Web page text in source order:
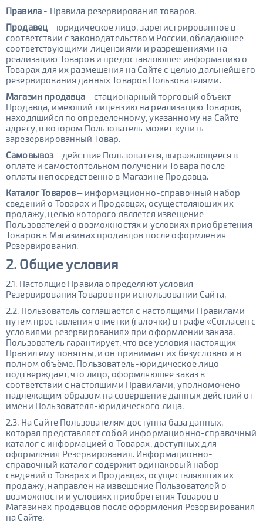
Правила - Правила резервирования товаров.
Продавец– юридическое лицо, зарегистрированное в
соответствии с законодательством России, обладающее
соответствующими лицензиями и разрешениями на
реализацию Товаров и предоставляющее информацию о
Товарах для их размещения на Сайте с целью дальнейшего
резервирования данных Товаров Пользователями.
Магазин продавца – стационарный торговый объект
Продавца, имеющий лицензию на реализацию Товаров,
находящийся по определенному, указанному на Сайте
адресу, в котором Пользователь может купить
зарезервированный Товар.
Самовывоз– действие Пользователя, выражающееся в
оплате и самостоятельном получении Товара после
оплаты непосредственно в Магазине Продавца.
Каталог Товаров– информационно-справочный набор
сведений о Товарах и Продавцах, осуществляющих их
продажу, целью которого является извещение
Пользователей о возможностях и условиях приобретения
Товаров в Магазинах продавцов после оформления
Резервирования.
2. Общие условия
2.1. Настоящие Правила определяют условия
Резервирования Товаров при использовании Сайта.
2.2. Пользователь соглашается с настоящими Правилами
путем проставления отметки (галочки) в графе «Согласен с
условиями резервирования» при оформлении заказа.
Пользователь гарантирует, что все условия настоящих
Правил ему понятны, и он принимает их безусловно и в
полном объёме. Пользователь-юридическое лицо
подтверждает, что лицо, оформляющее заказ в
соответствии с настоящими Правилами, уполномочено
надлежащим образом на совершение данных действий от
имени Пользователя-юридического лица.
2.3. На Сайте Пользователям доступна база данных,
которая представляет собой информационно-справочный
каталог с информацией о Товарах, доступных для
оформления Резервирования. Информационно-
справочный каталог содержит одинаковый набор
сведений о Товарах и Продавцах, осуществляющих их
продажу, направлен на извещение Пользователей о
возможности и условиях приобретения Товаров в
Магазинах продавцов после оформления Резервирования
на Сайте.